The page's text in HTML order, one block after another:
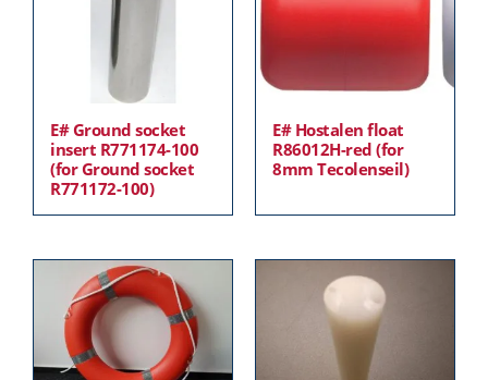
E# Ground socket
insert R771174-100
(for Ground socket
R771172-100)
E# Hostalen float
R86012H-red (for
8mm Tecolenseil)